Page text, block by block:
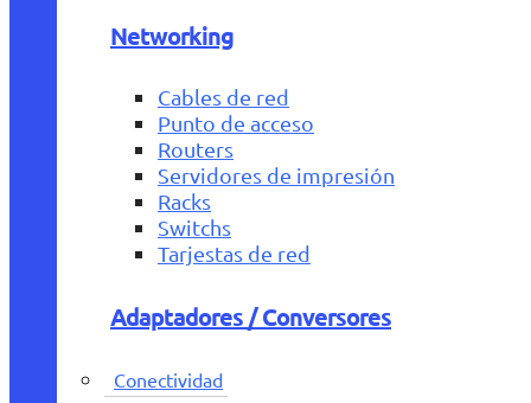
Networking
Cables de red
Punto de acceso
Routers
Servidores de impresión
Racks
Switchs
Tarjestas de red
Adaptadores / Conversores
Conectividad